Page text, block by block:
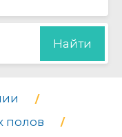
Найти
полов